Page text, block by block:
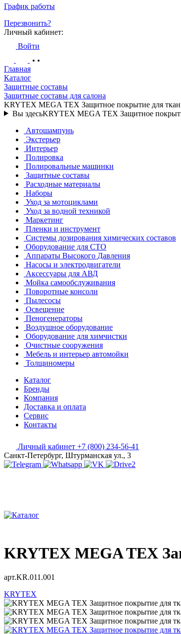
График работы
Перезвонить?
Личный кабинет:
Войти
Главная
Каталог
Защитные составы
Защитные составы для салона
KRYTEX MEGA TEX Защитное покрытие для
Вы здесьKRYTEX MEGA TEX Защитное
Автошампунь
Экстерьер
Интерьер
Полировка
Полировальные машинки
Защитные составы
Расходные материалы
Наборы
Уход за мотоциклами
Уход за водной техникой
Маркетинг
Пленки и инструмент
Системы дозирования химических составов
Оборудование для СТО
Аппараты Высокого Давления
Насосы и электродвигатели
Аксессуары для АВД
Мойка самообслуживания
Поворотные консоли
Пылесосы
Освещение
Пеногенераторы
Воздушное оборудование
Оборудование для химчистки
Очистные сооружения
Мебель и интерьер автомойки
Толщиномеры
Каталог
Бренды
Компания
Доставка и оплата
Сервис
Контакты
Личный кабинет +7 (800) 234-56-41
Санкт-Петербург, Штурманская ул., 3
KRYTEX MEGA TEX
арт.KR.011.001
KRYTEX